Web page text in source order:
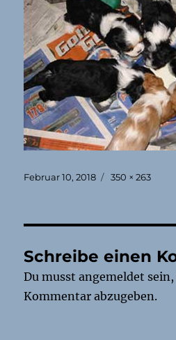
Veröffentlicht
Februar 10, 2018 Originalgröße
350 × 263
Schreibe einen
Du musstangemeldet
Kommentar abzugeben.